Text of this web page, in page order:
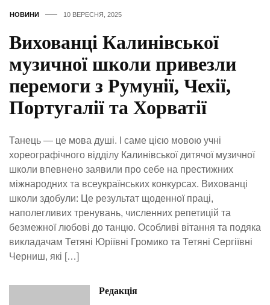
НОВИНИ 10 ВЕРЕСНЯ, 2025
Вихованці Калинівської
музичної школи привезли
перемоги з Румунії, Чехії,
Португалії та Хорватії
Танець — це мова душі. І саме цією мовою учні
хореографічного відділу Калинівської дитячої музичної
школи впевнено заявили про себе на престижних
міжнародних та всеукраїнських конкурсах. Вихованці
школи здобули: Це результат щоденної праці,
наполегливих тренувань, численних репетицій та
безмежної любові до танцю. Особливі вітання та подяка
викладачам Тетяні Юріївні Громико та Тетяні Сергіївні
Черниш, які […]
Редакція